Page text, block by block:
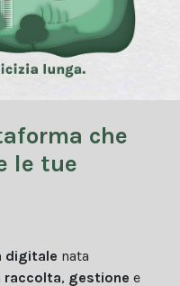
che
le tue
digitale nata
raccolta, gestione e